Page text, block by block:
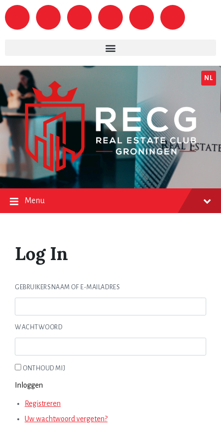
NL
Menu
Log In
GEBRUIKERSNAAM OF E-MAILADRES
WACHTWOORD
ONTHOUD MIJ
Inloggen
Registreren
Uw wachtwoord vergeten?